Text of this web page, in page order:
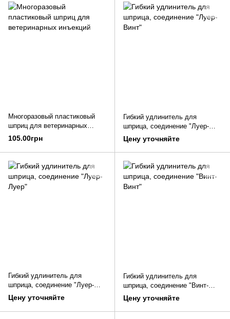
Многоразовый пластиковый
шприц для ветеринарных
инъекций
105.00грн
Гибкий удлинитель для
шприца, соединение "Луер-
Винт"
Цену уточняйте
Гибкий удлинитель для
шприца, соединение "Луер-
Луер"
Цену уточняйте
Гибкий удлинитель для
шприца, соединение "Винт-
Винт"
Цену уточняйте